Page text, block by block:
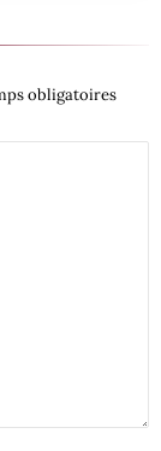
obligatoires